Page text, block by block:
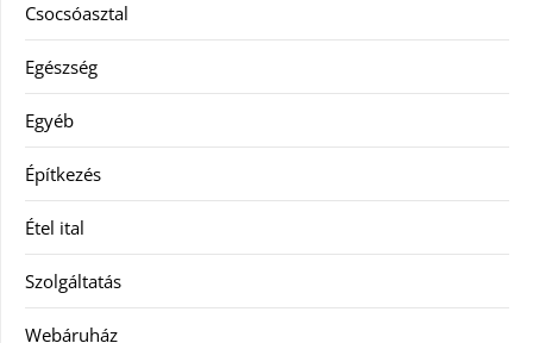
Csocsóasztal
Egészség
Egyéb
Építkezés
Étel ital
Szolgáltatás
Webáruház